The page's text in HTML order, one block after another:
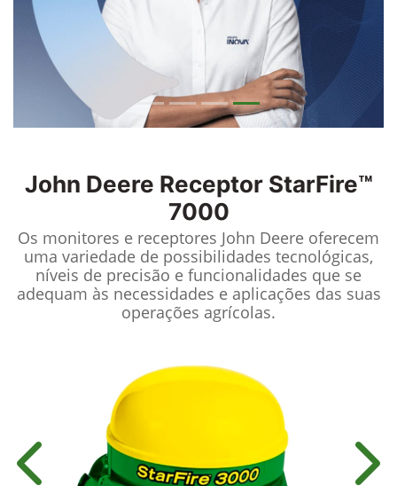
John Deere Receptor StarFire™
7000
Os monitores e receptores John Deere oferecem
uma variedade de possibilidades tecnológicas,
níveis de precisão e funcionalidades que se
adequam às necessidades e aplicações das suas
operações agrícolas.
Anterior